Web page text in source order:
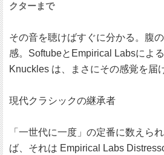
クターまで
その音を聴けばすぐに分かる。腹
感。SoftubeとEmpirical Labsによ
Knuckles は、まさにその感覚を届
現代クラシックの継承者
「一世代に一度」の定番に数えら
ば、それは Empirical Labs